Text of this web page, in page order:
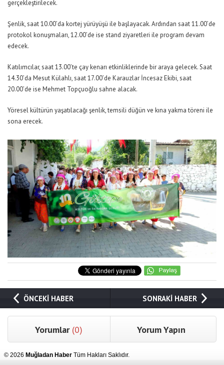
gerçekleştirilecek.
Şenlik, saat 10.00’da kortej yürüyüşü ile başlayacak. Ardından saat 11.00’de
protokol konuşmaları, 12.00’de ise stand ziyaretleri ile program devam
edecek.
Katılımcılar, saat 13.00’te çay kenarı etkinliklerinde bir araya gelecek. Saat
14.30’da Mesut Külahlı, saat 17.00’de Karauzlar İncesaz Ekibi, saat
20.00’de ise Mehmet Topçuoğlu sahne alacak.
Yöresel kültürün yaşatılacağı şenlik, temsili düğün ve kına yakma töreni ile
sona erecek.
ÖNCEKİ HABER SONRAKİ HABER
Yorumlar (0) Yorum Yapın
© 2026 Muğladan Haber Tüm Hakları Saklıdır.